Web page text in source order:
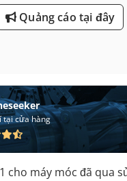
Quảng cáo tại đây
tại cửa hàng
cho máy móc đã qua